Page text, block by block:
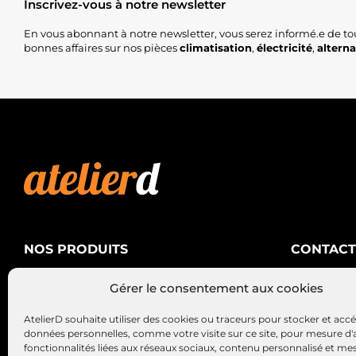
Gérer le consentement aux cookies
AtelierD souhaite utiliser des cookies ou traceurs pour stocker et
données personnelles, comme votre visite sur ce site, pour mesure
fonctionnalités liées aux réseaux sociaux, contenu personnalisé et
Inscrivez-vous à notre newsletter
En vous abonnant à notre newsletter, vous serez informé.e de
bonnes affaires sur nos piècesclimatisation, électricité,
NOS PRODUITS
Alternateurs – Démarreurs
CONTACT
AtelierD
88200
03 29 22 34